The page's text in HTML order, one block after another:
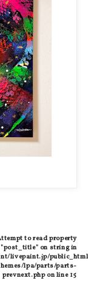
to read property
"post_title" on string in
livepaint.jp/
lpa/parts/parts-
prevnext.phpon line15